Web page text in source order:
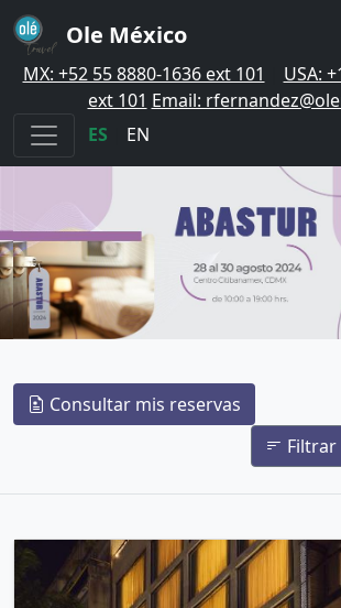
Ole México
MX: +52 55 8880-1636 ext 101
USA:
ext 101 Email:
ES
EN
Consultar mis reservas